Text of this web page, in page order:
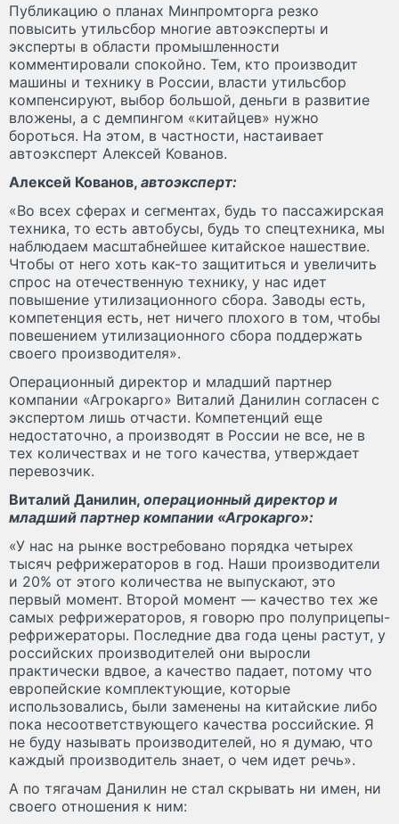
Публикацию о планах Минпромторга резко
повысить утильсбор многие автоэксперты и
эксперты в области промышленности
комментировали спокойно. Тем, кто производит
машины и технику в России, власти утильсбор
компенсируют, выбор большой, деньги в развитие
вложены, а с демпингом «китайцев» нужно
бороться. На этом, в частности, настаивает
автоэксперт Алексей Кованов.
Алексей Кованов, автоэксперт:
«Во всех сферах и сегментах, будь то пассажирская
техника, то есть автобусы, будь то спецтехника, мы
наблюдаем масштабнейшее китайское нашествие.
Чтобы от него хоть как-то защититься и увеличить
спрос на отечественную технику, у нас идет
повышение утилизационного сбора. Заводы есть,
компетенция есть, нет ничего плохого в том, чтобы
повешением утилизационного сбора поддержать
своего производителя».
Операционный директор и младший партнер
компании «Агрокарго» Виталий Данилин согласен с
экспертом лишь отчасти. Компетенций еще
недостаточно, а производят в России не все, не в
тех количествах и не того качества, утверждает
перевозчик.
Виталий Данилин, операционный директор и
младший партнер компании «Агрокарго»:
«У нас на рынке востребовано порядка четырех
тысяч рефрижераторов в год. Наши производители
и 20% от этого количества не выпускают, это
первый момент. Второй момент — качество тех же
самых рефрижераторов, я говорю про полуприцепы-
рефрижераторы. Последние два года цены растут, у
российских производителей они выросли
практически вдвое, а качество падает, потому что
европейские комплектующие, которые
использовались, были заменены на китайские либо
пока несоответствующего качества российские. Я
не буду называть производителей, но я думаю, что
каждый производитель знает, о чем идет речь».
А по тягачам Данилин не стал скрывать ни имен, ни
своего отношения к ним: